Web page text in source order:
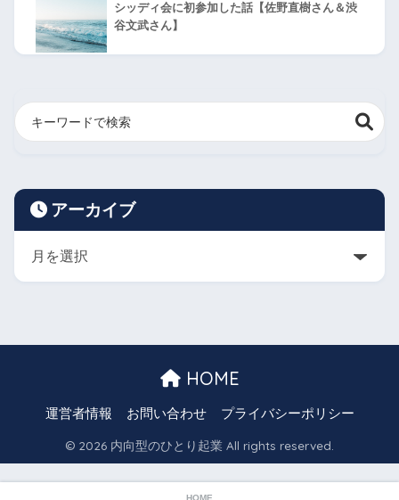
シッディ会に初参加した話【佐野直樹さん＆渋
谷文武さん】
アーカイブ
HOME
運営者情報 お問い合わせ プライバシーポリシー
© 2026 内向型のひとり起業 All rights reserved.
HOME